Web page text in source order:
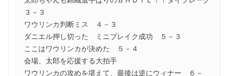
３－３
ワウリンカ判断ミス ４－３
ダニエル押し切った ミニブレイク成功 ５－３
ここはワウリンカが決めた ５－４
会場、太郎を応援する大拍手
ワウリンカの攻めを堪えて、最後は逆にウィナー ６－